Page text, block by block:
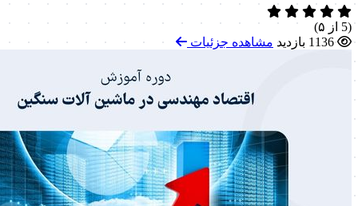
(5 از ۵)
1136 بازدید
مشاهده جزئیات